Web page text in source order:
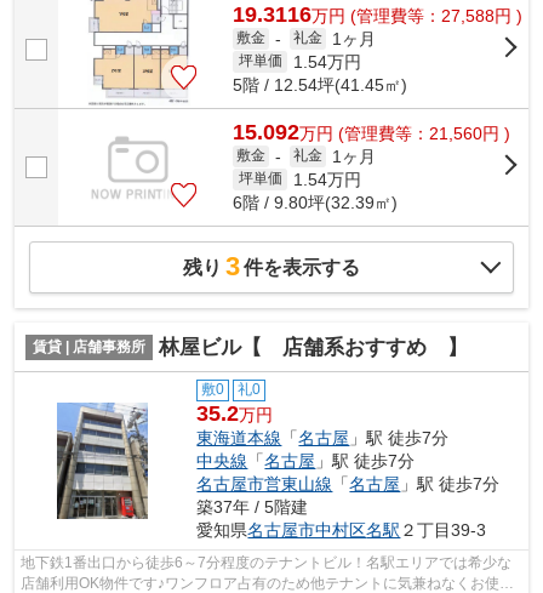
19.3116万円 (管理費等：27,588円 )
敷金 - 礼金 1ヶ月
坪単価 1.54万円
5階 / 12.54坪(41.45㎡)
15.092万円 (管理費等：21,560円 )
敷金 - 礼金 1ヶ月
坪単価 1.54万円
6階 / 9.80坪(32.39㎡)
残り 3件を表示する
賃貸 | 店舗事務所 林屋ビル【 店舗系おすすめ 】
敷0 礼0
35.2万円
東海道本線 「名古屋 」駅 徒歩7分
中央線 「名古屋 」駅 徒歩7分
名古屋市営東山線 「名古屋 」駅 徒歩7分
築37年 / 5階建
愛知県名古屋市中村区名駅 ２丁目39-3
地下鉄1番出口から徒歩6～7分程度のテナントビル！名駅エリアでは希少な
店舗利用OK物件です♪ワンフロア占有のため他テナントに気兼ねなくお使い